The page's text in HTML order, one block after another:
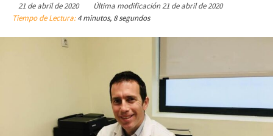
21 de abril de 2020 Última modificación21 de abril de 2020
Tiempo de Lectura:4 minutos, 8 segundos